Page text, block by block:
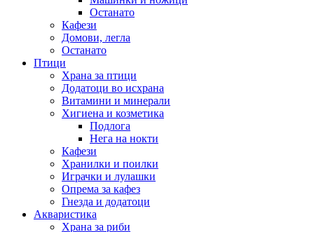
Останато
Кафези
Домови, легла
Останато
Птици
Храна за птици
Додатоци во исхрана
Витамини и минерали
Хигиена и козметика
Подлога
Нега на нокти
Кафези
Хранилки и поилки
Играчки и лулашки
Опрема за кафез
Гнезда и додатоци
Акваристика
Храна за риби